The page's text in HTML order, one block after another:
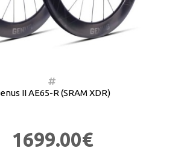
II AE65-R (SRAM XDR)
1699.00€